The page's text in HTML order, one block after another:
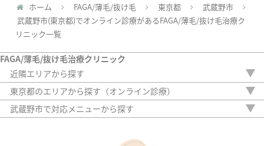
ホーム FAGA/薄毛/抜け毛 東京都
武蔵野市
武蔵野市(東京都)でオンライン診療があるFAGA/薄毛/抜け毛治療ク
リニック一覧
FAGA/薄毛/抜け毛治療クリニック
近隣エリアから探す
茨城県
栃木県
群馬県
東京都のエリアから探す（オンライン診療）
新宿区
中央区
武蔵野市で対応メニューから探す